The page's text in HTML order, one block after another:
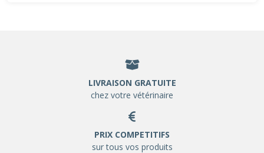
LIVRAISON GRATUITE
chez votre vétérinaire
PRIX COMPETITIFS
sur tous vos produits